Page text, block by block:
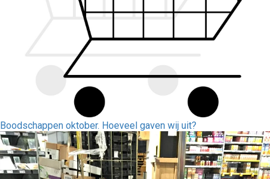
Boodschappen oktober. Hoeveel gaven wij uit?